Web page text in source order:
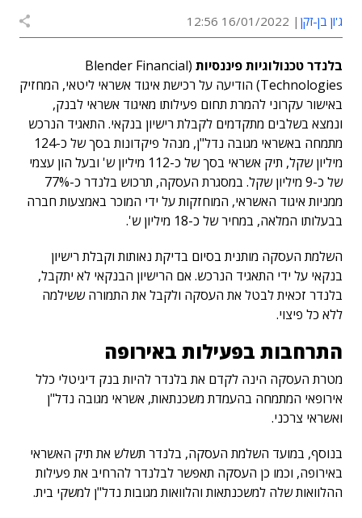
ג'ון בן-זקן 16/01/2022 12:56
בלנדר טכנולוגיות פיננסיות (Blender Financial
Technologies) הודיעה על רכישת איגוד אשראי ליטאי, המחזיק
באישור עקרוני להמרת תחום פעילותו מאיגוד אשראי לבנק,
ונמצא בשלבים מתקדמים לקבלת רישיון בנקאי. התאגיד הנרכש
מתמחה באשראי מגובה נדל"ן, מנהל פיקדונות בסך של כ-124
מיליון שקל, תיק אשראי בסך של כ-112 מיליון ש' ובעל הון עצמי
של כ-9 מיליון שקל. במסגרת העסקה, תרכוש בלנדר כ-77%
ממניות איגוד האשראי, המוחזקות על ידי המוכר באמצעות חברה
בבעלותו המלאה, במחיר של כ-18 מיליון ש'.
השלמת העסקה מותנית בסיום בדיקת נאותות וקבלת רישיון
בנקאי על ידי התאגיד הנרכש. אם הרישיון הבנקאי לא יתקבל,
בלנדר זכאית לבטל את העסקה ולקבל את התמורה ששילמה
ללא כל פיצוי.
התרחבות בפעילות באירופה
מטרת העסקה הינה לקדם את בלנדר להיות בנק דיגיטלי כלל
אירופאי המתמחה בהעמדת משכנתאות, אשראי מגובה נדל"ן
ואשראי צרכני.
בנוסף, במועד השלמת העסקה, בלנדר תשלש את תיק האשראי
באירופה, וכמו כן העסקה תאפשר לבלנדר להרחיב את פעילות
ההלוואות שלה למשכנתאות והלוואות מגובות נדל"ן למשקי בית.